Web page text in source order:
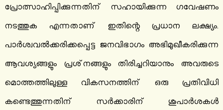
പ്രോത്സാഹിപ്പിക്കുന്നതിന് സഹായിക്കുന്ന ഗവേഷണം
നടത്തുക എന്നതാണ് ഇതിന്റെ പ്രധാന ലക്ഷ്യം.
പാര്‍ശ്വവല്‍ക്കരിക്കപ്പെട്ട ജനവിഭാഗം അഭിമുഖീകരിക്കുന്ന
ആവശ്യങ്ങളും പ്രശ്‌നങ്ങളും തിരിച്ചറിയാനും അവരുടെ
മൊത്തത്തിലുള്ള വികസനത്തിന് ഒരു പ്രതിവിധി
കണ്ടെത്തുന്നതിന് സര്‍ക്കാരിന് ശുപാര്‍ശകള്‍